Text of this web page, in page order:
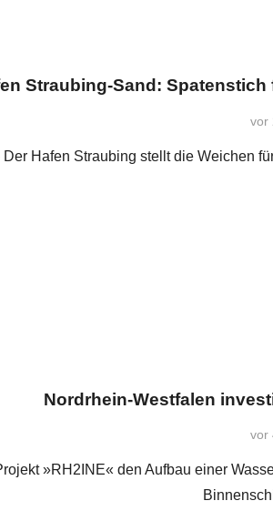
Straubing-Sand:
vor
Hafen Straubing stellt die Weichen
Nordrhein-Westfalen
vor
»RH2INE« den Aufbau einer